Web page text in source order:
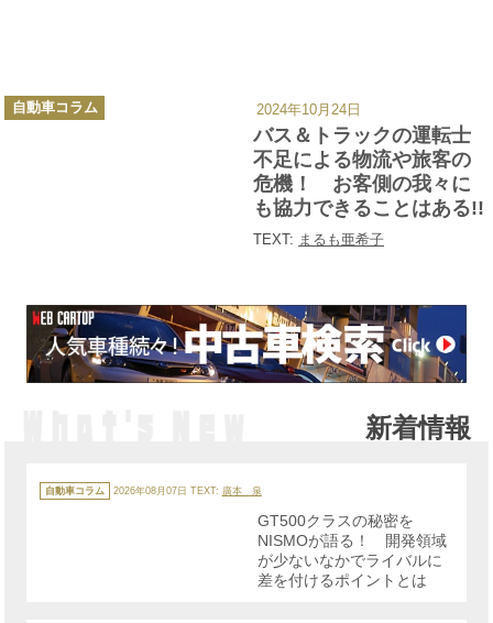
バス＆トラックの運転士
不足による物流や旅客の
危機！ お客側の我々に
も協力できることはある!!
TEXT: まるも亜希子
カ
テ
自動車コラム 2024年10月24日
新着情報
カ
テ
ゴ
自動車コラム 2026年08月07日 TEXT: 廣本 泉
GT500クラスの秘密を
NISMOが語る！ 開発領域
が少ないなかでライバルに
差を付けるポイントとは